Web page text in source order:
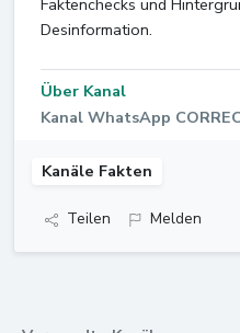
Faktenchecks und
Desinformation.
Über Kanal
Kanal WhatsApp
Kanäle Fakten
Teilen Melden